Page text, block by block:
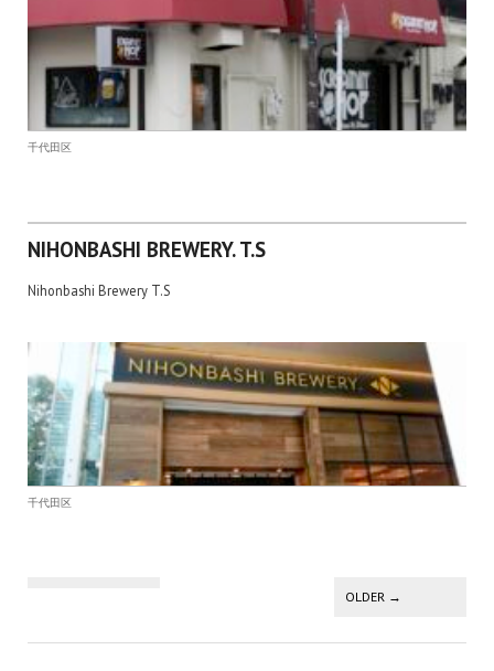
千代田区
NIHONBASHI BREWERY. T.S
Nihonbashi Brewery T.S
千代田区
OLDER →